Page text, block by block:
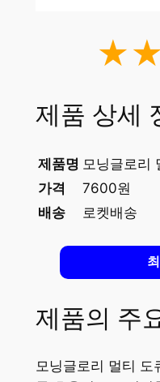
제품 상세
제품명 모닝글로리
가격
7600원
배송
로켓배송
제품의 주
모닝글로리 멀티 도